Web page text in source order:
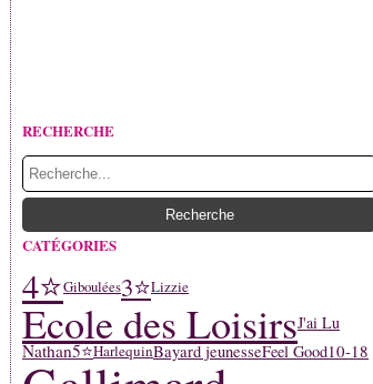
RECHERCHE
CATÉGORIES
4⭐Giboulées3⭐Lizzie
Ecole des LoisirsJ'ai Lu
Nathan5⭐HarlequinBayard jeunesseFeel Good10-18